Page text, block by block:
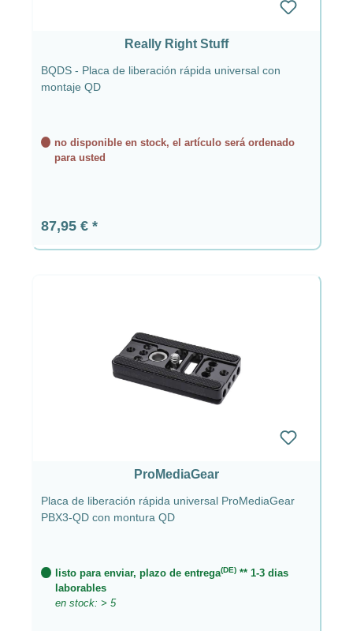
Really Right Stuff
BQDS - Placa de liberación rápida universal con
montaje QD
no disponible en stock, el artículo será ordenado
para usted
Precio normal:
87,95 €
ProMediaGear
Placa de liberación rápida universal ProMediaGear
PBX3-QD con montura QD
listo para enviar, plazo de entrega(DE)** 1-3 dias
laborables
en stock: > 5